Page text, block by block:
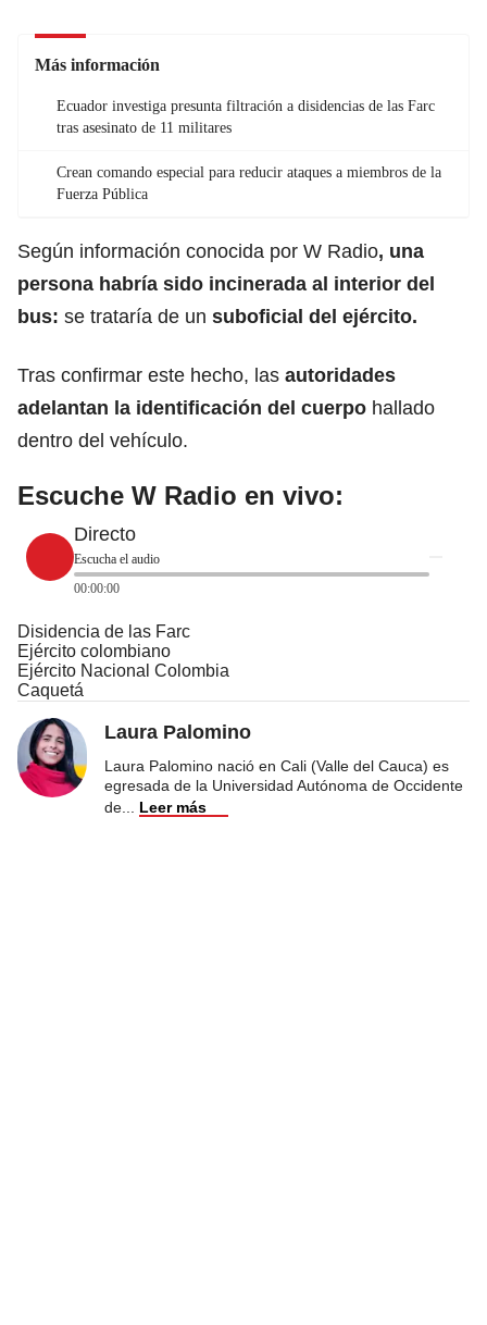
Más información
Ecuador investiga presunta filtración a disidencias de las Farc
tras asesinato de 11 militares
Crean comando especial para reducir ataques a miembros de la
Fuerza Pública
Según información conocida por W Radio, una
persona habría sido incinerada al interior del
bus: se trataría de un suboficial del ejército.
Tras confirmar este hecho, las autoridades
adelantan la identificación del cuerpo hallado
dentro del vehículo.
Escuche W Radio en vivo:
Directo
Escucha el audio
00:00:00
Disidencia de las Farc
Ejército colombiano
Ejército Nacional Colombia
Caquetá
Laura Palomino
Laura Palomino nació en Cali (Valle del Cauca) es
egresada de la Universidad Autónoma de Occidente
de
Leer más